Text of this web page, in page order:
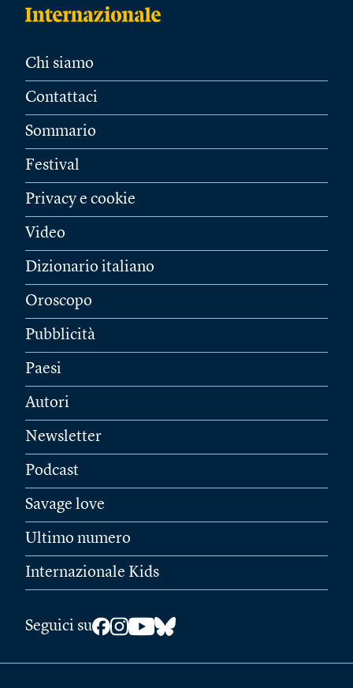
Chi siamo
Contattaci
Sommario
Festival
Privacy e cookie
Video
Dizionario italiano
Oroscopo
Pubblicità
Paesi
Autori
Newsletter
Podcast
Savage love
Ultimo numero
Internazionale Kids
Seguici su